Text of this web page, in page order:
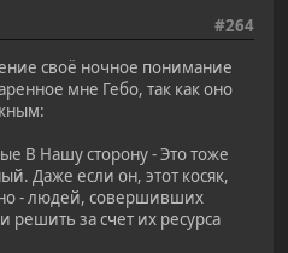
#264
своё ночное понимание
мне Гебо, так как оно
В Нашу сторону - Это тоже
Даже если он, этот косяк,
- людей, совершивших
решить за счет их ресурса